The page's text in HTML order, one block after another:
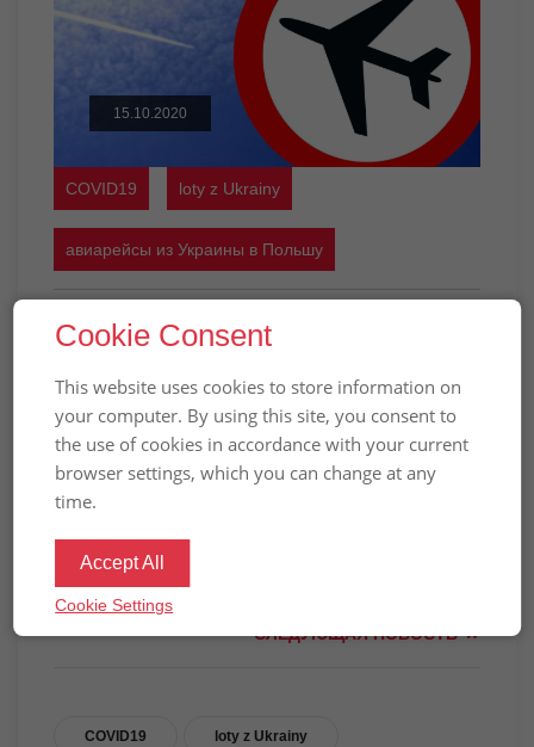
15.10.2020
COVID19 loty z Ukrainy
авиарейсы из Украины в Польшу
(Русский) НОВЫЙ СПИСОК СТРАН
ПОЛЬШЕЙ: 29 ГОСУДАРСТВ БЕЗ ЕС
И УКРАИНЫ
Вибачте цей текст доступний тільки в
“Російська
ПРЕДЫДУЩАЯ НОВОСТЬ
СЛЕДУЮЩАЯ НОВОСТЬ
COVID19 loty z Ukrainy
Cookie Consent
This website uses cookies to store information on
your computer. By using this site, you consent to
the use of cookies in accordance with your current
browser settings, which you can change at any
time.
Accept All
Cookie Settings